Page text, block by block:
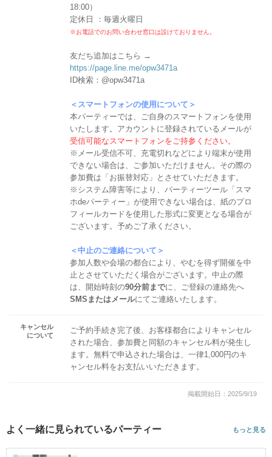
18:00）
定休日 ：毎週火曜日
※お電話でのお問い合わせ窓口は設けておりません。
友だち追加はこちら →
https://page.line.me/opw3471a
ID検索：@opw3471a
＜スマートフォンの使用について＞
本パーティーでは、ご自身のスマートフォンを使用
いたします。アカウントに登録されているメールが
受信可能なスマートフォンをご持参ください。
※メール受信不可、充電切れなどにより端末が使用
できない場合は、ご参加いただけません。その際の
参加費は「お振替対応」とさせていただきます。
※システム障害等により、パーティーツール「スマ
ホdeパーティー」が使用できない場合は、紙のプロ
フィールカードを使用した形式に変更となる場合が
ございます。予めご了承ください。
＜中止のご連絡について＞
参加人数や会場の都合により、やむを得ず開催を中
止とさせていただく場合がございます。中止の際
は、開始時刻の90分前までに、ご登録の連絡先へ
SMSまたはメールにてご連絡いたします。
キャンセル
について
ご予約手続き完了後、お客様都合によりキャンセル
された場合、参加費と同額のキャンセル料が発生し
ます。無料で申込された場合は、一律1,000円のキ
ャンセル料をお支払いいただきます。
掲載開始日：2025/9/19
よく一緒に見られているパーティー もっと見る